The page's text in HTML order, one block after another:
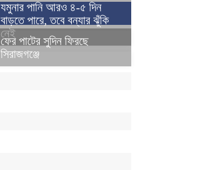
যমুনার পানি আরও ৪-৫ দিন
বাড়তে পারে, তবে বন্যার ঝুঁকি
নেই
ফের পাটের সুদিন ফিরছে
সিরাজগঞ্জে